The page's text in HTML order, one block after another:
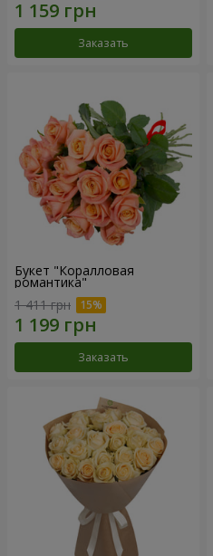
Заказать
Букет "Коралловая
романтика"
1 411 грн
Заказать